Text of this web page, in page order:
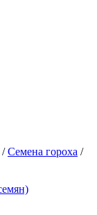
/Семена гороха /